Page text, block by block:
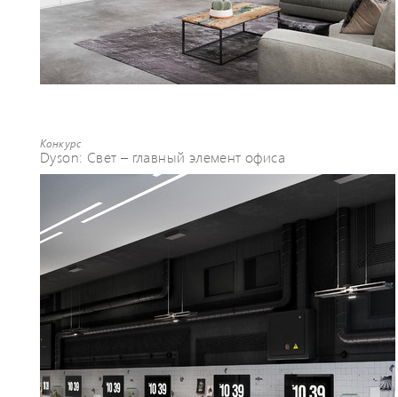
Конкурс
Dyson: Свет – главный элемент офиса